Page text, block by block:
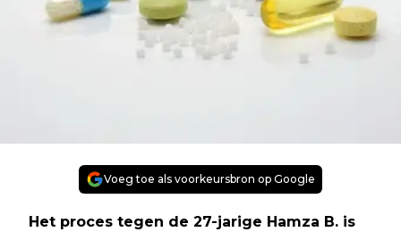
Voeg toe als voorkeursbron op Google
Het proces tegen de 27-jarige Hamza B. is